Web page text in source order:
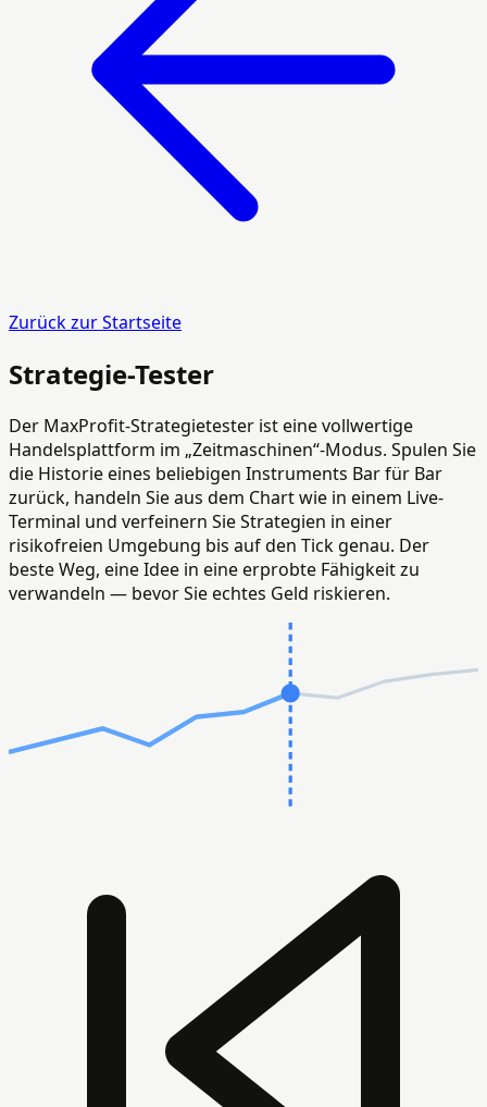
Zurück zur Startseite
Strategie-Tester
Der MaxProfit-Strategietester ist eine vollwertige
Handelsplattform im „Zeitmaschinen“-Modus. Spulen Sie
die Historie eines beliebigen Instruments Bar für Bar
zurück, handeln Sie aus dem Chart wie in einem Live-
Terminal und verfeinern Sie Strategien in einer
risikofreien Umgebung bis auf den Tick genau. Der
beste Weg, eine Idee in eine erprobte Fähigkeit zu
verwandeln — bevor Sie echtes Geld riskieren.